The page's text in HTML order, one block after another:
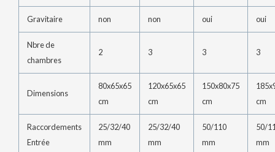
Gravitaire non non oui oui
Nbre de
chambres
2 3 3 3
Dimensions
80x65x65
cm
120x65x65
cm
150x80x75
cm
cm
Raccordements
Entrée
25/32/40
mm
25/32/40
mm
50/110
mm
50/
mm